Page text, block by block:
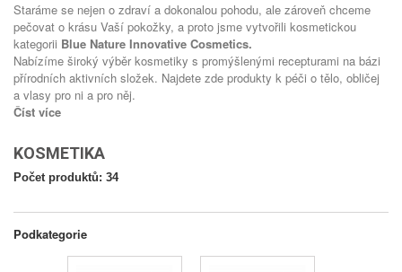
Staráme se nejen o zdraví a dokonalou pohodu, ale zároveň chceme
pečovat o krásu Vaší pokožky, a proto jsme vytvořili kosmetickou
kategorii Blue Nature Innovative Cosmetics.
Nabízíme široký výběr kosmetiky s promýšlenými recepturami na bázi
přírodních aktivních složek. Najdete zde produkty k péči o tělo, obličej
a vlasy pro ni a pro něj.
Číst více
KOSMETIKA
Počet produktů: 34
Podkategorie